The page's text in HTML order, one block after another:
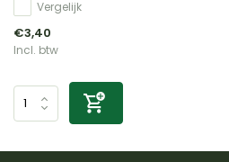
Vergelijk
€3,40
Incl. btw